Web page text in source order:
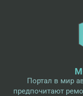
Портал в мир
предпочитают